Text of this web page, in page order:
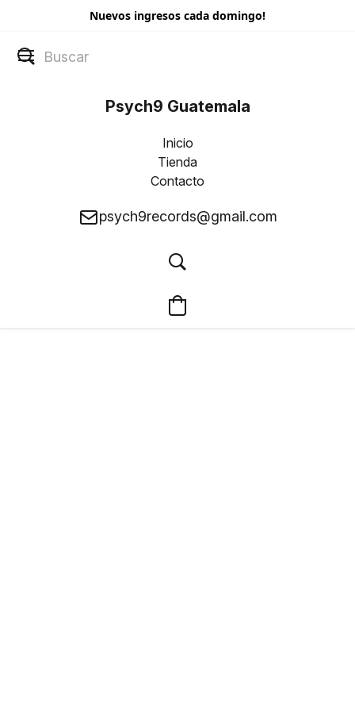
Nuevos ingresos cada domingo!
Psych9 Guatemala
Inicio
Tienda
Contacto
psych9records@gmail.com